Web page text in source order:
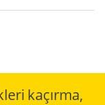
kaçırma,